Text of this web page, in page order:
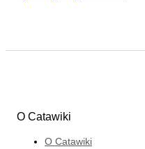
O Catawiki
O Catawiki